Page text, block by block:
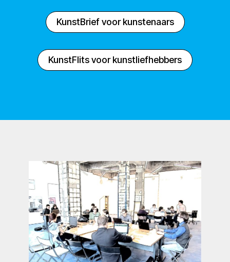
KunstBrief voor kunstenaars
KunstFlits voor kunstliefhebbers